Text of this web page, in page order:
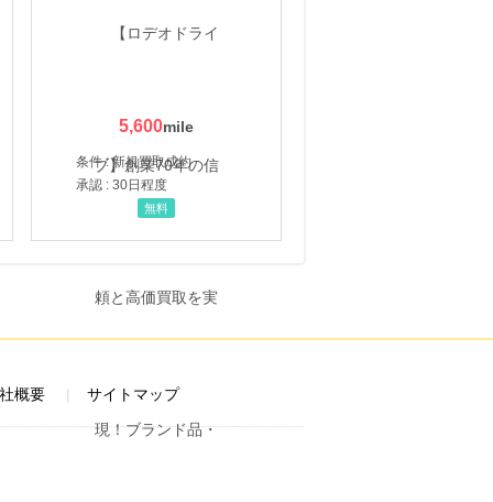
5,600
条件 : 新規買取成約
承認 : 30日程度
無料
概要 サイトマップ